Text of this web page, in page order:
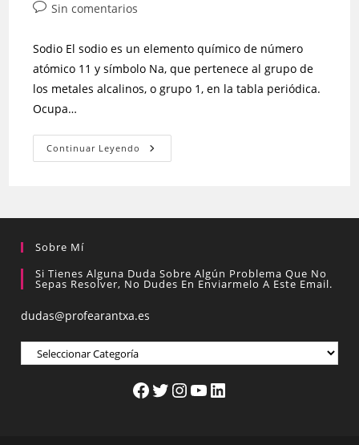
Sin comentarios
Sodio El sodio es un elemento químico de número
atómico 11 y símbolo Na, que pertenece al grupo de
los metales alcalinos, o grupo 1, en la tabla periódica.
Ocupa…
Continuar Leyendo
Sobre Mí
Si Tienes Alguna Duda Sobre Algún Problema Que No
Sepas Resolver, No Dudes En Enviarmelo A Este Email.
dudas@profearantxa.es